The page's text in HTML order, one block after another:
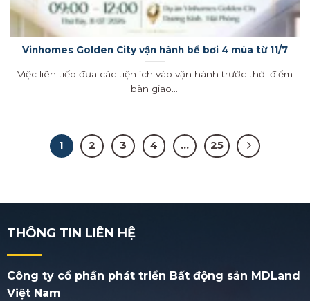
Vinhomes Golden City vận hành bể bơi 4 mùa từ 11/7
Việc liên tiếp đưa các tiện ích vào vận hành trước thời điểm
bàn giao....
1 2 3 4 … 25
THÔNG TIN LIÊN HỆ
Công ty cổ phần phát triển Bất động sản MDLand
Việt Nam